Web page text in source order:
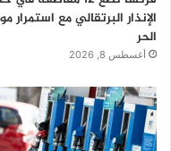
الإنذار البرتقالي مع استمرار
الحر
أغسطس 8, 2026